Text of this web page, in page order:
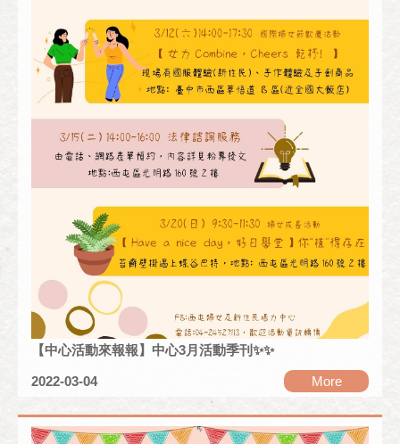
【中心活動來報報】中心3月活動季刊✨✨
2022-03-04 More